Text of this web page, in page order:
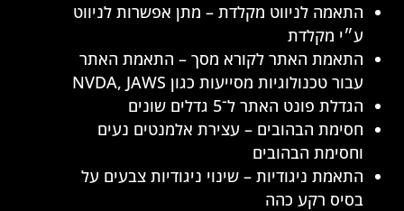
התאמה לניווט מקלדת – מתן אפשרות לניווט
ע״י מקלדת
התאמת האתר לקורא מסך – התאמת האתר
עבור טכנולוגיות מסייעות כגון NVDA, JAWS
הגדלת פונט האתר ל־5 גדלים שונים
חסימת הבהובים – עצירת אלמנטים נעים
וחסימת הבהובים
התאמת ניגודיות – שינוי ניגודיות צבעים על
בסיס רקע כהה